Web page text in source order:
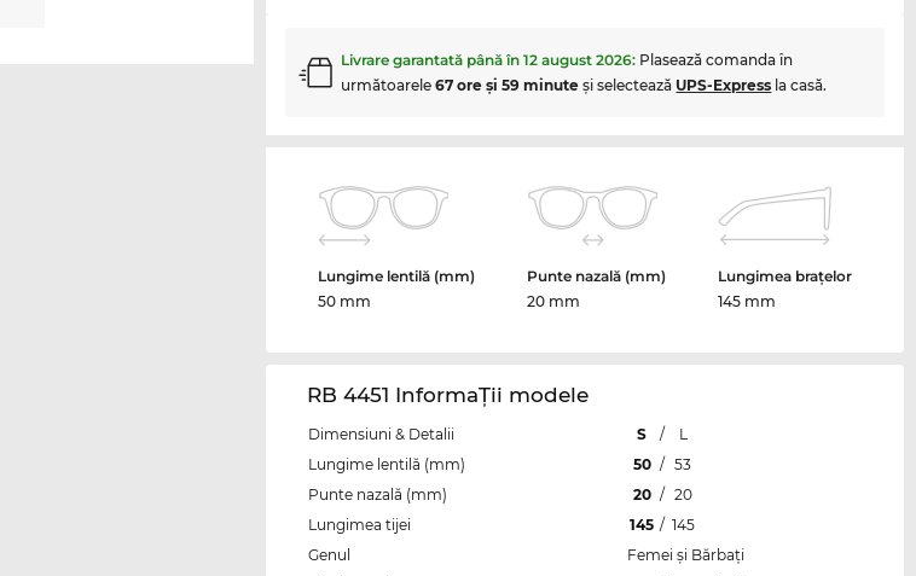
Livrare garantată până în12 august 2026: Plasează comanda în
următoarele67 ore şi 59 minute şi selectează UPS-Express la casă.
Lungime lentilă (mm)
50 mm
Punte nazală (mm)
20 mm
Lungimea brațelor
145 mm
RB 4451 InformaŢii modele
Dimensiuni & Detalii S /
L
Lungime lentilă (mm)
50 / 53
Punte nazală (mm)
20 / 20
Lungimea tijei
145 / 145
Genul
Femei şi Bărbaţi